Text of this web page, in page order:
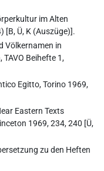
im Alten
[B, Ü, K (Auszüge)].
Völkernamen in
Beihefte 1,
Egitto, Torino 1969,
Eastern Texts
1969, 234, 240 [Ü,
zu den Heften